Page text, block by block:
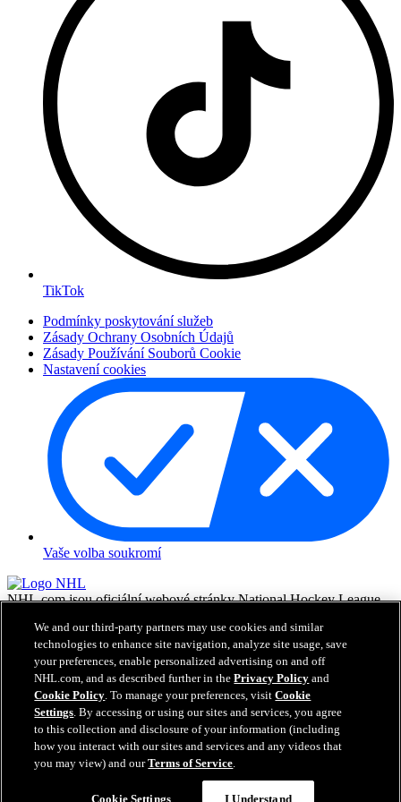
TikTok
Podmínky poskytování služeb
Zásady Ochrany Osobních Údajů
Zásady Používání Souborů Cookie
Nastavení cookies
Vaše volba soukromí
NHL.com jsou oficiální webové stránky National Hockey League.
vlastnictvím NHL a příslušných klubů a nesmějí být reprodukovány
bez předchozího písemného souhlasu NHL Enterprises, L.P. © NHL
2026. Všechna práva vyhrazena. Všechny dresy týmů NHL
customizované jmény a čísly hráčů NHL jsou oficiálně licencované
NHL a NHLPA. Vodoznak Zamboni a konfigurace Zamboni ice
resurfacing machine jsou registrované obchodní známky Frank J.
Zamboni & Co., Inc.© Frank J. Zamboni & Co., Inc. 2026.
Všechna práva vyhrazena. Jakékoliv obchodní známky či copyright
jsou vlastnictvím příslušných majitelů. Všechna práva vyhrazena.
We and our third-party partners may use cookies and similar
technologies to enhance site navigation, analyze site usage, save
your preferences, enable personalized advertising on and off
NHL.com, and as described further in thePrivacy Policy and
Cookie Policy. To manage your preferences, visitCookie
Settings. By accessing or using our sites and services, you agree
to this collection and disclosure of your information (including
how you interact with our sites and services and any videos that
you may view) and ourTerms of Service.
Cookie Settings I Understand